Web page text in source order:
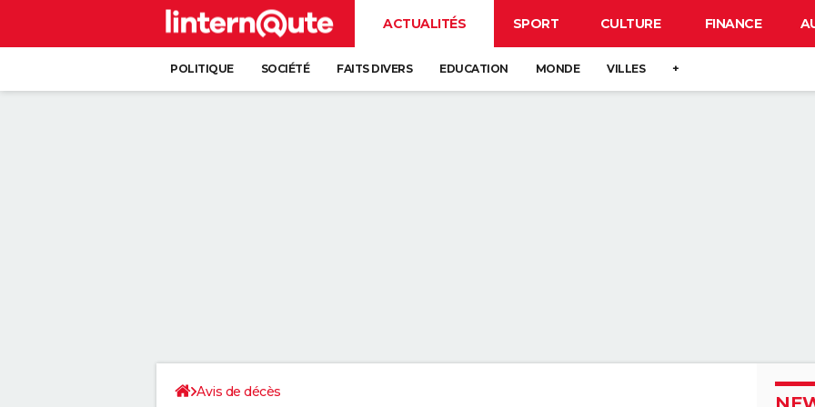
ACTUALITÉS SPORT CULTURE FINANCE
POLITIQUE SOCIÉTÉ FAITS DIVERS EDUCATION MONDE VILLES +
Avis de décès